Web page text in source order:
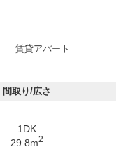
賃貸アパート
間取り/広さ
1DK
29.8m2